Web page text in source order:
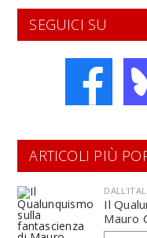
SEGUICI SU
ARTICOLI PIÙ
Il
Mauro